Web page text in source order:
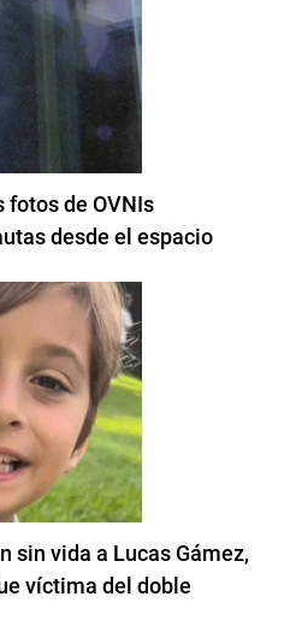
fotos de OVNIs
desde el espacio
sin vida a Lucas Gámez,
víctima del doble